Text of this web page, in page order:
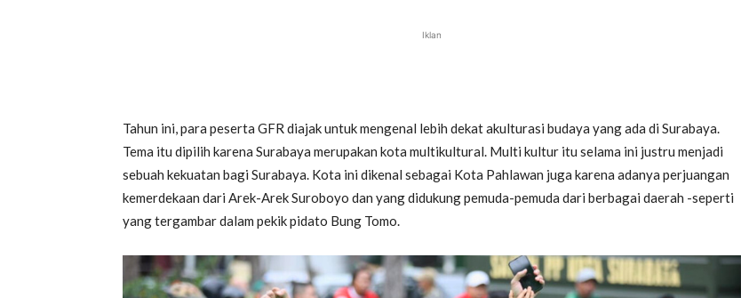
Iklan
Tahun ini, para peserta GFR diajak untuk mengenal lebih dekat akulturasi budaya yang ada di Surabaya.
Tema itu dipilih karena Surabaya merupakan kota multikultural. Multi kultur itu selama ini justru menjadi
sebuah kekuatan bagi Surabaya. Kota ini dikenal sebagai Kota Pahlawan juga karena adanya perjuangan
kemerdekaan dari Arek-Arek Suroboyo dan yang didukung pemuda-pemuda dari berbagai daerah -seperti
yang tergambar dalam pekik pidato Bung Tomo.